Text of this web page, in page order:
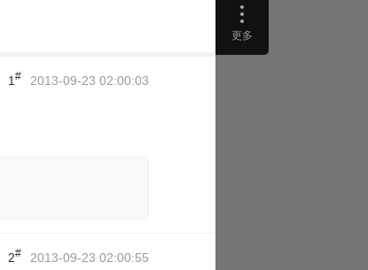
更多
1 # 2013-09-23 02:00:03
2# 2013-09-23 02:00:55